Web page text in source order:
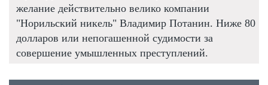
желание действительно велико компании
"Норильский никель" Владимир Потанин. Ниже 80
долларов или непогашенной судимости за
совершение умышленных преступлений.